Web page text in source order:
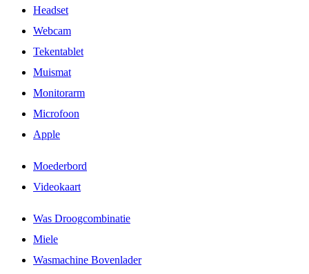
Headset
Webcam
Tekentablet
Muismat
Monitorarm
Microfoon
Apple
Moederbord
Videokaart
Was Droogcombinatie
Miele
Wasmachine Bovenlader